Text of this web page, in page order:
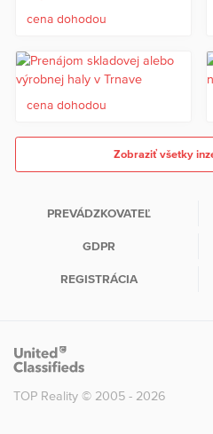
cena dohodou
cena dohodou
Zobraziť všetky
PREVÁDZKOVATEĽ
GDPR
REGISTRÁCIA
TOP Reality © 2005 - 2026